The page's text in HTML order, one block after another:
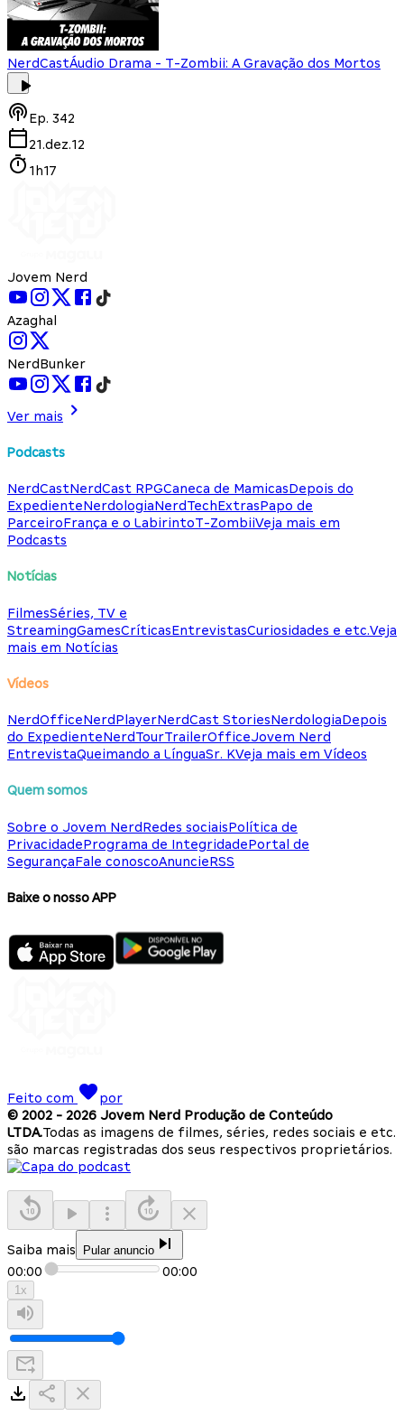
NerdCastÁudio Drama - T-Zombii: A Gravação dos Mortos
Ep. 342
21.dez.12
1h17
Jovem Nerd
Azaghal
NerdBunker
Ver mais
Podcasts
NerdCastNerdCast RPGCaneca de MamicasDepois do
ExpedienteNerdologiaNerdTechExtrasPapo de
ParceiroFrança e o LabirintoT-ZombiiVeja mais em
Podcasts
Notícias
FilmesSéries, TV e
StreamingGamesCríticasEntrevistasCuriosidades e etc.Veja
mais em Notícias
Vídeos
NerdOfficeNerdPlayerNerdCast StoriesNerdologiaDepois
do ExpedienteNerdTourTrailerOfficeJovem Nerd
EntrevistaQueimando a LínguaSr. KVeja mais em Vídeos
Quem somos
Sobre o Jovem NerdRedes sociaisPolítica de
PrivacidadePrograma de IntegridadePortal de
SegurançaFale conoscoAnuncieRSS
Baixe o nosso APP
Feito com
por
© 2002 - 2026 Jovem Nerd Produção de Conteúdo
LTDA.Todas as imagens de filmes, séries, redes sociais e etc.
são marcas registradas dos seus respectivos proprietários.
Saiba mais Pular anuncio
00:00 00:00
1x